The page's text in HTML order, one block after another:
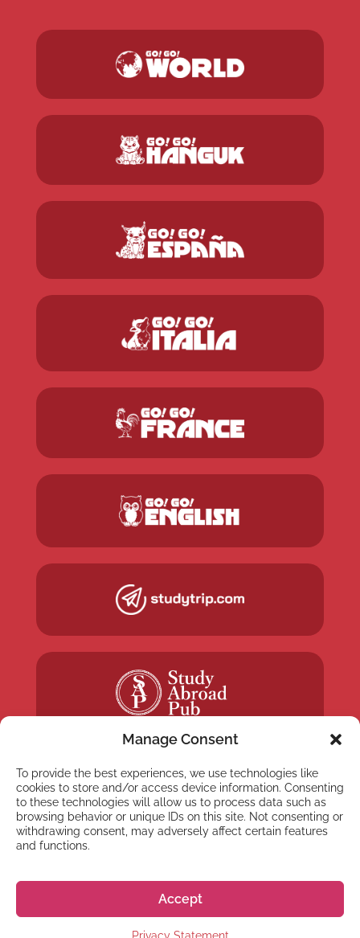
Manage Consent
To provide the best experiences, we use technologies like
cookies to store and/or access device information. Consenting
to these technologies will allow us to process data such as
browsing behavior or unique IDs on this site. Not consenting or
withdrawing consent, may adversely affect certain features
and functions.
Accept
NEWSLETTER
Registrati alla nostra